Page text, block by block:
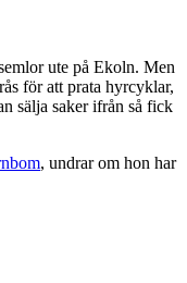
ute på Ekoln. Men
för att prata hyrcyklar,
sälja saker ifrån så fick
, undrar om hon har